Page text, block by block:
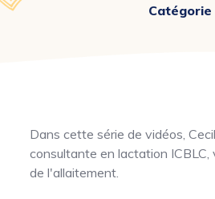
Catégorie
Dans cette série de vidéos,
consultante en lactation ICBLC,
de l'allaitement.